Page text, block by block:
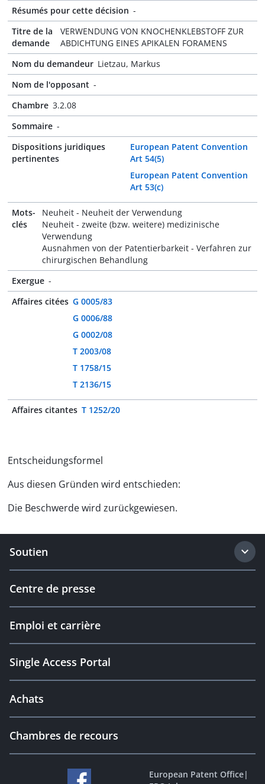
Résumés pour cette décision -
Titre de la
demande
VERWENDUNG VON KNOCHENKLEBSTOFF ZUR
ABDICHTUNG EINES APIKALEN FORAMENS
Nom du demandeur Lietzau, Markus
Nom de l'opposant -
Chambre 3.2.08
Sommaire -
Dispositions juridiques
pertinentes
European Patent Convention
Art 54(5)
European Patent Convention
Art 53(c)
Mots-
clés
Neuheit - Neuheit der Verwendung
Neuheit - zweite (bzw. weitere) medizinische
Verwendung
Ausnahmen von der Patentierbarkeit - Verfahren zur
chirurgischen Behandlung
Exergue -
Affaires citées G 0005/83
G 0006/88
G 0002/08
T 2003/08
T 1758/15
T 2136/15
Affaires citantes T 1252/20
Entscheidungsformel
Aus diesen Gründen wird entschieden:
Die Beschwerde wird zurückgewiesen.
Soutien
Centre de presse
Emploi et carrière
Single Access Portal
Achats
Chambres de recours
European Patent Office|